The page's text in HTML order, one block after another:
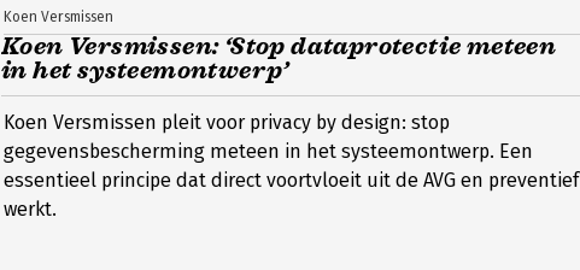
Koen Versmissen: ‘Stop dataprotectie meteen
in het systeemontwerp’
Koen Versmissen
Koen Versmissen pleit voor privacy by design: stop
gegevensbescherming meteen in het systeemontwerp. Een
essentieel principe dat direct voortvloeit uit de AVG en preventief
werkt.